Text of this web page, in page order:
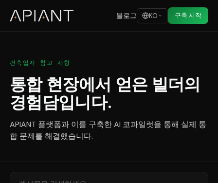
블로그 KO 구축 시작
건축업자 참고 사항
통합 현장에서 얻은 빌더의
경험담입니다.
APIANT 플랫폼과 이를 구축한 AI 코파일럿을 통해 실제 통
합 문제를 해결했습니다.